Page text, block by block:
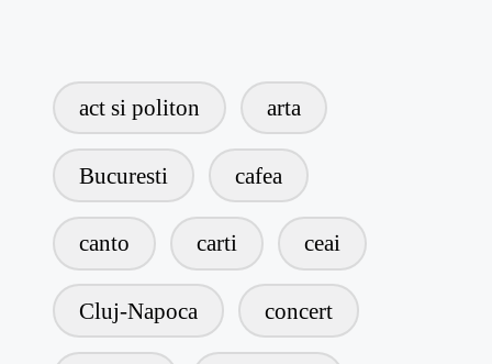
act si politon arta
Bucuresti cafea
canto carti ceai
Cluj-Napoca concert